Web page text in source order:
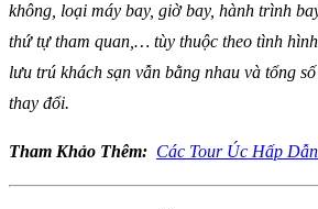
không, loại máy bay, giờ bay, hành trình
thứ tự tham quan,… tùy thuộc theo tình
lưu trú khách sạn vẫn bằng nhau và tổng
thay đổi.
Tham Khảo Thêm: Các Tour Úc Hấp